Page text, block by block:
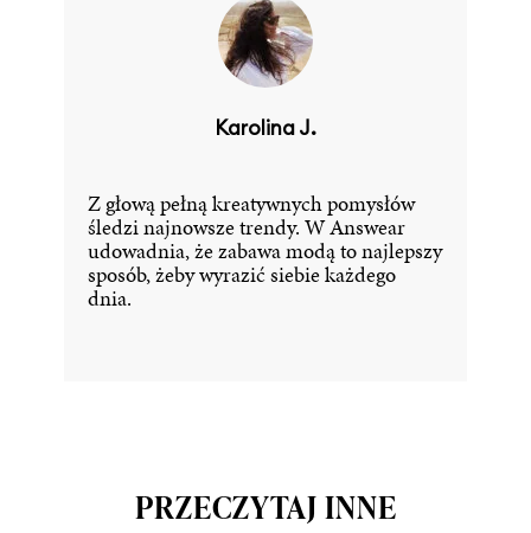
Karolina J.
Z głową pełną kreatywnych pomysłów
śledzi najnowsze trendy. W Answear
udowadnia, że zabawa modą to najlepszy
sposób, żeby wyrazić siebie każdego
dnia.
PRZECZYTAJ INNE